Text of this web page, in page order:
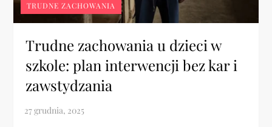
TRUDNE ZACHOWANIA
Trudne zachowania u dzieci w
szkole: plan interwencji bez kar i
zawstydzania